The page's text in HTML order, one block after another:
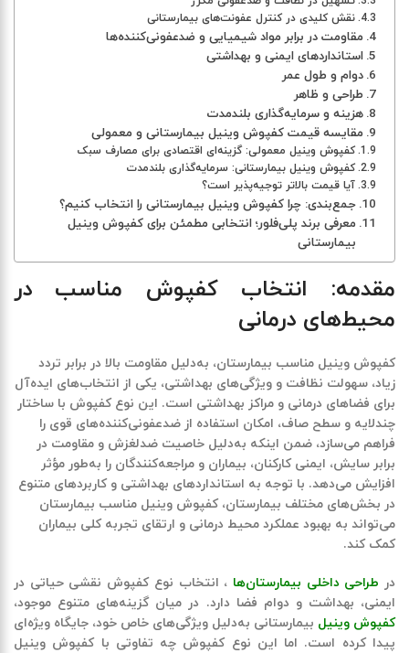
نقش کلیدی در کنترل عفونت‌های بیمارستانی
مقاومت در برابر مواد شیمیایی و ضدعفونی‌کننده‌ها
استانداردهای ایمنی و بهداشتی
دوام و طول عمر
طراحی و ظاهر
هزینه و سرمایه‌گذاری بلندمدت
مقایسه قیمت کفپوش وینیل بیمارستانی و معمولی
کفپوش وینیل معمولی: گزینه‌ای اقتصادی برای مصارف سبک
کفپوش وینیل بیمارستانی: سرمایه‌گذاری بلندمدت
آیا قیمت بالاتر توجیه‌پذیر است؟
جمع‌بندی: چرا کفپوش وینیل بیمارستانی را انتخاب کنیم؟
معرفی برند پلی‌فلور؛ انتخابی مطمئن برای کفپوش وینیل
بیمارستانی
مقدمه: انتخاب کفپوش مناسب در
محیط‌های درمانی
کفپوش وینیل مناسب بیمارستان، به‌دلیل مقاومت بالا در برابر تردد
زیاد، سهولت نظافت و ویژگی‌های بهداشتی، یکی از انتخاب‌های ایده‌آل
برای فضاهای درمانی و مراکز بهداشتی است. این نوع کفپوش با ساختار
چندلایه و سطح صاف، امکان استفاده از ضدعفونی‌کننده‌های قوی را
فراهم می‌سازد، ضمن اینکه به‌دلیل خاصیت ضدلغزش و مقاومت در
برابر سایش، ایمنی کارکنان، بیماران و مراجعه‌کنندگان را به‌طور مؤثر
افزایش می‌دهد. با توجه به استانداردهای بهداشتی و کاربردهای متنوع
در بخش‌های مختلف بیمارستان، کفپوش وینیل مناسب بیمارستان
می‌تواند به بهبود عملکرد محیط درمانی و ارتقای تجربه کلی بیماران
کمک کند.
در طراحی داخلی بیمارستان‌ها ، انتخاب نوع کفپوش نقشی حیاتی در
ایمنی، بهداشت و دوام فضا دارد. در میان گزینه‌های متنوع موجود،
کفپوش وینیل بیمارستانی به‌دلیل ویژگی‌های خاص خود، جایگاه ویژه‌ای
پیدا کرده است. اما این نوع کفپوش چه تفاوتی با کفپوش وینیل